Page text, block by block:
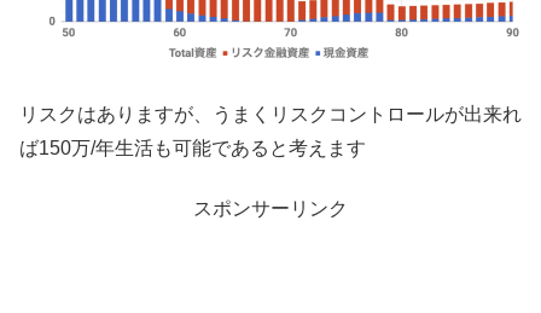
リスクはありますが、うまくリスクコントロールが出来れ
ば150万/年生活も可能であると考えます
スポンサーリンク